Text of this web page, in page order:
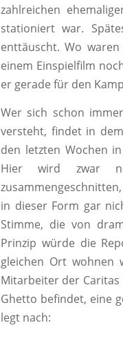
zahlreichen
stationiert war.
enttäuscht. Wo
einem Einspielfilm
er gerade für den
Wer sich schon
versteht, findet in
den letzten Wochen
Hier wird zwar
in dieser Form gar
Stimme, die von
Prinzip würde die
gleichen Ort wohnen
Mitarbeiter der Caritas
Ghetto befindet, eine
legt nach: